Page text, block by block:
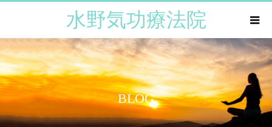
水野気功療法院
BLOG